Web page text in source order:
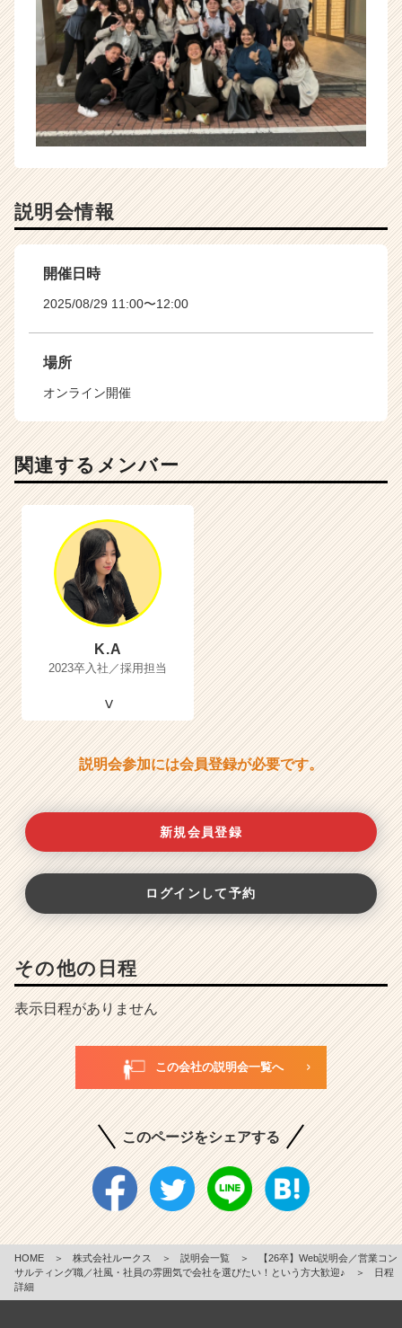
説明会情報
開催日時
2025/08/29 11:00〜12:00
場所
オンライン開催
関連するメンバー
K.A
2023卒入社／採用担当
説明会参加には会員登録が必要です。
新規会員登録
ログインして予約
その他の日程
表示日程がありません
この会社の説明会一覧へ
このページをシェアする
HOME ＞ 株式会社ルークス ＞ 説明会一覧 ＞
【26卒】Web説明会／営業コン
サルティング職／社風・社員の雰囲気で会社を選びたい！という方大歓迎♪
＞
日程
詳細